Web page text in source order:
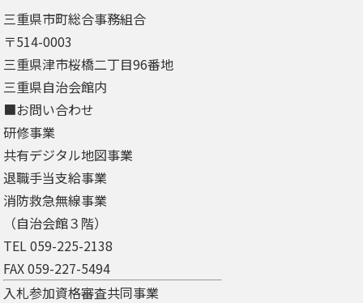
三重県市町総合事務組合
〒514-0003
三重県津市桜橋二丁目96番地
三重県自治会館内
■お問い合わせ
研修事業
共有デジタル地図事業
退職手当支給事業
消防救急無線事業
（自治会館３階）
TEL 059-225-2138
FAX 059-227-5494
入札参加資格審査共同事業